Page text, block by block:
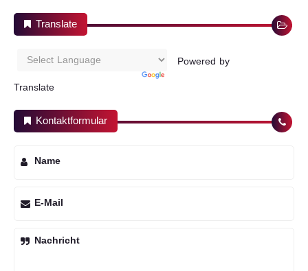
Translate
Powered by
Translate
Kontaktformular
Name
E-Mail
Nachricht